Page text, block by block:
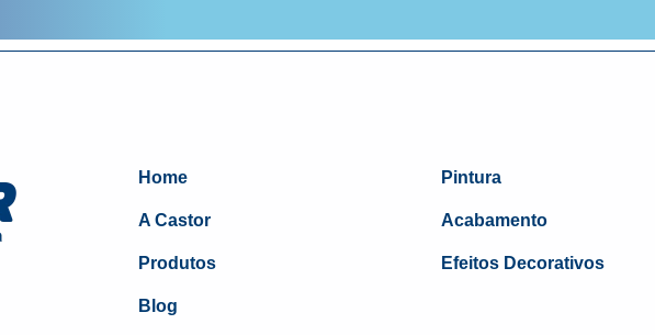
Home
A Castor
Produtos
Blog
Pintura
Acabamento
Efeitos Decorativos